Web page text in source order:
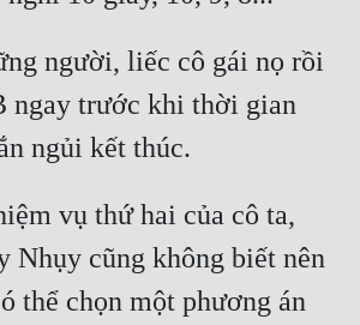
người, liếc cô gái nọ rồi
ngay trước khi thời gian
vụ thứ hai của cô ta,
Nhụy cũng không biết nên
thể chọn một phương án